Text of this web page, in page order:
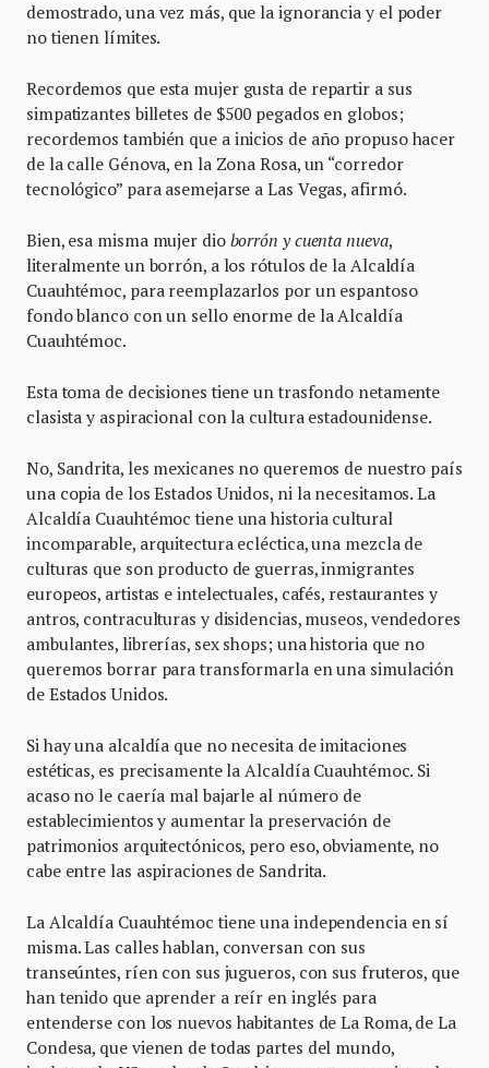
demostrado, una vez más, que la ignorancia y el poder
no tienen límites.
Recordemos que esta mujer gusta de repartir a sus
simpatizantes billetes de $500 pegados en globos;
recordemos también que a inicios de año propuso hacer
de la calle Génova, en la Zona Rosa, un “corredor
tecnológico” para asemejarse a Las Vegas, afirmó.
Bien, esa misma mujer dio borrón y cuenta nueva,
literalmente un borrón, a los rótulos de la Alcaldía
Cuauhtémoc, para reemplazarlos por un espantoso
fondo blanco con un sello enorme de la Alcaldía
Cuauhtémoc.
Esta toma de decisiones tiene un trasfondo netamente
clasista y aspiracional con la cultura estadounidense.
No, Sandrita, les mexicanes no queremos de nuestro país
una copia de los Estados Unidos, ni la necesitamos. La
Alcaldía Cuauhtémoc tiene una historia cultural
incomparable, arquitectura ecléctica, una mezcla de
culturas que son producto de guerras, inmigrantes
europeos, artistas e intelectuales, cafés, restaurantes y
antros, contraculturas y disidencias, museos, vendedores
ambulantes, librerías, sex shops; una historia que no
queremos borrar para transformarla en una simulación
de Estados Unidos.
Si hay una alcaldía que no necesita de imitaciones
estéticas, es precisamente la Alcaldía Cuauhtémoc. Si
acaso no le caería mal bajarle al número de
establecimientos y aumentar la preservación de
patrimonios arquitectónicos, pero eso, obviamente, no
cabe entre las aspiraciones de Sandrita.
La Alcaldía Cuauhtémoc tiene una independencia en sí
misma. Las calles hablan, conversan con sus
transeúntes, ríen con sus jugueros, con sus fruteros, que
han tenido que aprender a reír en inglés para
entenderse con los nuevos habitantes de La Roma, de La
Condesa, que vienen de todas partes del mundo,